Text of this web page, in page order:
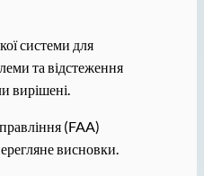
системи для
та відстеження
вирішені.
(FAA)
висновки.